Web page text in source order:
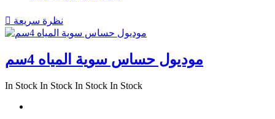
 نظرة سريعة
موديول حساس سوية المياه 4سم
In Stock In Stock In Stock In Stock